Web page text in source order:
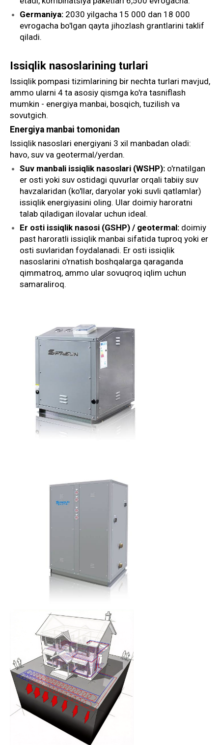
Germaniya: 2030 yilgacha 15 000 dan 18 000
evrogacha bo'lgan qayta jihozlash grantlarini taklif
qiladi.
Issiqlik nasoslarining turlari
Issiqlik pompasi tizimlarining bir nechta turlari mavjud,
ammo ularni 4 ta asosiy qismga ko'ra tasniflash
mumkin - energiya manbai, bosqich, tuzilish va
sovutgich.
Energiya manbai tomonidan
Issiqlik nasoslari energiyani 3 xil manbadan oladi:
havo, suv va geotermal/yerdan.
Suv manbali issiqlik nasoslari (WSHP): o'rnatilgan
er osti yoki suv ostidagi quvurlar orqali tabiiy suv
havzalaridan (ko'llar, daryolar yoki suvli qatlamlar)
issiqlik energiyasini oling. Ular doimiy haroratni
talab qiladigan ilovalar uchun ideal.
Er osti issiqlik nasosi (GSHP) / geotermal: doimiy
past haroratli issiqlik manbai sifatida tuproq yoki er
osti suvlaridan foydalanadi. Er osti issiqlik
nasoslarini o'rnatish boshqalarga qaraganda
qimmatroq, ammo ular sovuqroq iqlim uchun
samaraliroq.